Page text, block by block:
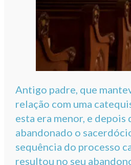
Antigo padre, que
relação com uma
esta era menor, e depois
abandonado o
sequência do processo
resultou no seu